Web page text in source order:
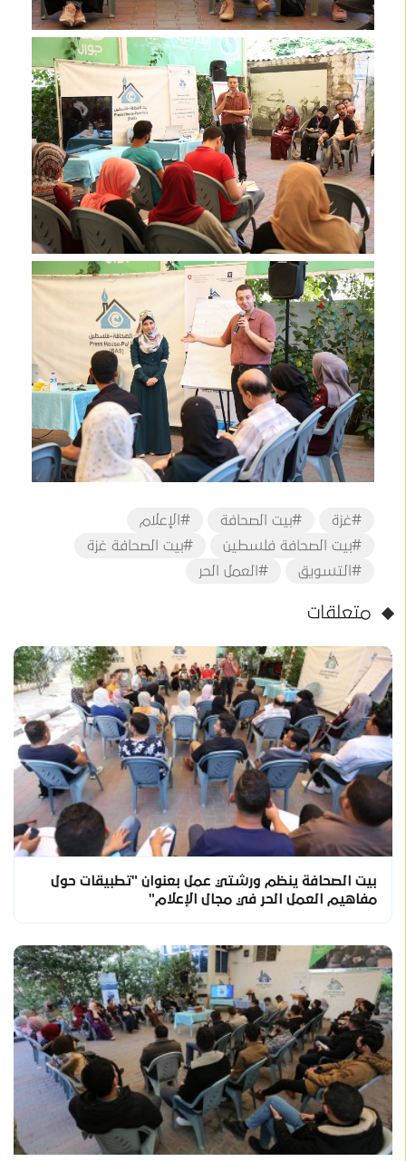
#غزة #بيت الصحافة
#الإعلام
#بيت الصحافة فلسطين
#بيت الصحافة غزة
#التسويق
#العمل الحر
متعلقات
بيت الصحافة ينظم ورشتي عمل بعنوان "تطبيقات حول
مفاهيم العمل الحر في مجال الإعلام"